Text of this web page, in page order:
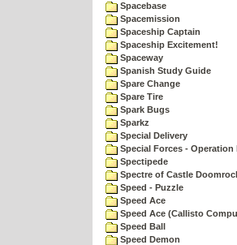
Spacebase
Spacemission
Spaceship Captain
Spaceship Excitement!
Spaceway
Spanish Study Guide
Spare Change
Spare Tire
Spark Bugs
Sparkz
Special Delivery
Special Forces - Operation
Spectipede
Spectre of Castle
Speed - Puzzle
Speed Ace
Speed Ace (Callisto
Speed Ball
Speed Demon